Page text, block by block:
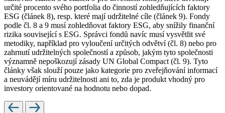
určité procento svého portfolia do činností zohledňujících faktory
ESG (článek 8), resp. které mají udržitelné cíle (článek 9). Fondy
podle čl. 8 a 9 musí zohledňovat faktory ESG, aby snížily finanční
rizika související s ESG. Správci fondů navíc musí vysvětlit své
metodiky, například pro vyloučení určitých odvětví (čl. 8) nebo pro
zahrnutí udržitelných společností a způsob, jakým tyto společnosti
významně nepoškozují zásady UN Global Compact (čl. 9). Tyto
články však slouží pouze jako kategorie pro zveřejňování informací
a neuvádějí míru udržitelnosti ani to, zda je produkt vhodný pro
investory orientované na hodnotu nebo dopad.